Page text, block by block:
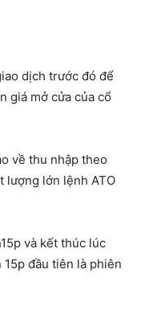
dịch trước đó để
giá mở cửa của cổ
về thu nhập theo
lượng lớn lệnh ATO
và kết thúc lúc
đầu tiên là phiên